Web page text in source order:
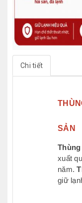
Chi tiết
SẢN
xuất
năm.
giữ